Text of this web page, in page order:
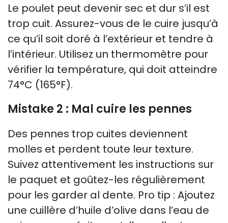
Le poulet peut devenir sec et dur s’il est
trop cuit. Assurez-vous de le cuire jusqu’à
ce qu’il soit doré à l’extérieur et tendre à
l’intérieur. Utilisez un thermomètre pour
vérifier la température, qui doit atteindre
74°C (165°F).
Mistake 2 : Mal cuire les pennes
Des pennes trop cuites deviennent
molles et perdent toute leur texture.
Suivez attentivement les instructions sur
le paquet et goûtez-les régulièrement
pour les garder al dente. Pro tip : Ajoutez
une cuillère d’huile d’olive dans l’eau de